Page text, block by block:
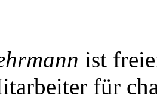
ist
für